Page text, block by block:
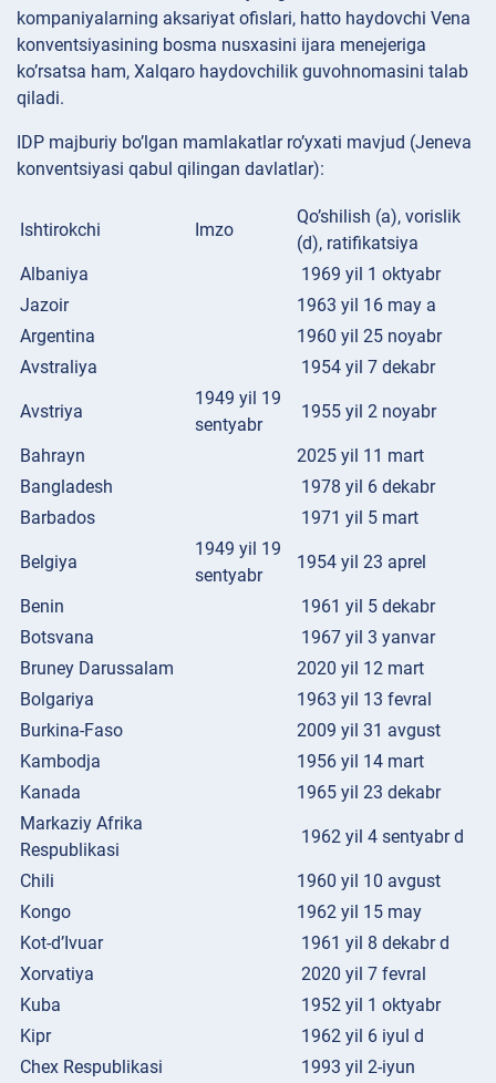
kompaniyalarning aksariyat ofislari, hatto haydovchi Vena
konventsiyasining bosma nusxasini ijara menejeriga
ko’rsatsa ham, Xalqaro haydovchilik guvohnomasini talab
qiladi.
IDP majburiy bo’lgan mamlakatlar ro’yxati mavjud (Jeneva
konventsiyasi qabul qilingan davlatlar):
Ishtirokchi Imzo
Qo’shilish (a), vorislik
(d), ratifikatsiya
Albaniya
1969 yil 1 oktyabr
Jazoir
1963 yil 16 may a
Argentina
1960 yil 25 noyabr
Avstraliya
1954 yil 7 dekabr
Avstriya
1949 yil 19
sentyabr
1955 yil 2 noyabr
Bahrayn
2025 yil 11 mart
Bangladesh
1978 yil 6 dekabr
Barbados
1971 yil 5 mart
Belgiya
1949 yil 19
sentyabr
1954 yil 23 aprel
Benin
1961 yil 5 dekabr
Botsvana
1967 yil 3 yanvar
Bruney Darussalam
2020 yil 12 mart
Bolgariya
1963 yil 13 fevral
Burkina-Faso
2009 yil 31 avgust
Kambodja
1956 yil 14 mart
Kanada
1965 yil 23 dekabr
Markaziy Afrika
Respublikasi
1962 yil 4 sentyabr d
Chili
1960 yil 10 avgust
Kongo
1962 yil 15 may
Kot-d’Ivuar
1961 yil 8 dekabr d
Xorvatiya
2020 yil 7 fevral
Kuba
1952 yil 1 oktyabr
Kipr
1962 yil 6 iyul d
Chex Respublikasi
1993 yil 2-iyun